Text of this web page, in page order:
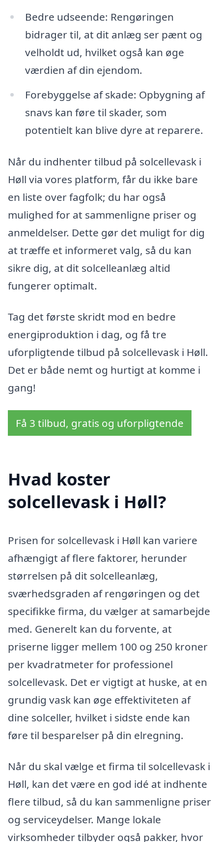
Bedre udseende: Rengøringen
bidrager til, at dit anlæg ser pænt og
velholdt ud, hvilket også kan øge
værdien af din ejendom.
Forebyggelse af skade: Opbygning af
snavs kan føre til skader, som
potentielt kan blive dyre at reparere.
Når du indhenter tilbud på solcellevask i
Høll via vores platform, får du ikke bare
en liste over fagfolk; du har også
mulighed for at sammenligne priser og
anmeldelser. Dette gør det muligt for dig
at træffe et informeret valg, så du kan
sikre dig, at dit solcelleanlæg altid
fungerer optimalt.
Tag det første skridt mod en bedre
energiproduktion i dag, og få tre
uforpligtende tilbud på solcellevask i Høll.
Det er både nemt og hurtigt at komme i
gang!
Få 3 tilbud, gratis og uforpligtende
Hvad koster
solcellevask i Høll?
Prisen for solcellevask i Høll kan variere
afhængigt af flere faktorer, herunder
størrelsen på dit solcelleanlæg,
sværhedsgraden af rengøringen og det
specifikke firma, du vælger at samarbejde
med. Generelt kan du forvente, at
priserne ligger mellem 100 og 250 kroner
per kvadratmeter for professionel
solcellevask. Det er vigtigt at huske, at en
grundig vask kan øge effektiviteten af
dine solceller, hvilket i sidste ende kan
føre til besparelser på din elregning.
Når du skal vælge et firma til solcellevask i
Høll, kan det være en god idé at indhente
flere tilbud, så du kan sammenligne priser
og serviceydelser. Mange lokale
virksomheder tilbyder også pakker, hvor